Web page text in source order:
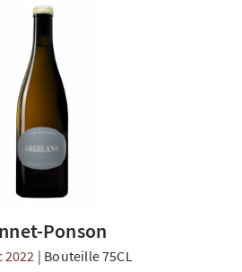
NOS MEILLEURES VENTES
Ponson
2022 | Bouteille 75CL